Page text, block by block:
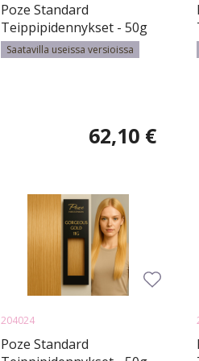
Poze Standard
Teippipidennykset - 50g
Chocolate Brown 4B -
40cm
Saatavilla useissa versioissa
62,10 €
204024
Poze Standard